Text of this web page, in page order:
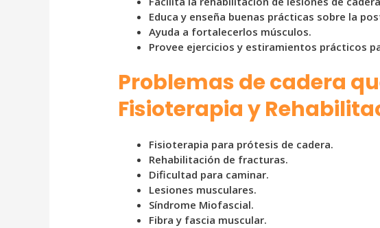
Educa y enseña buenas prácticas sobre la
Ayuda a fortalecerlos músculos.
Provee ejercicios y estiramientos prácticos
Problemas de cadera
Fisioterapia y
Fisioterapia para prótesis de cadera.
Rehabilitación de fracturas.
Dificultad para caminar.
Lesiones musculares.
Síndrome Miofascial.
Fibra y fascia muscular.